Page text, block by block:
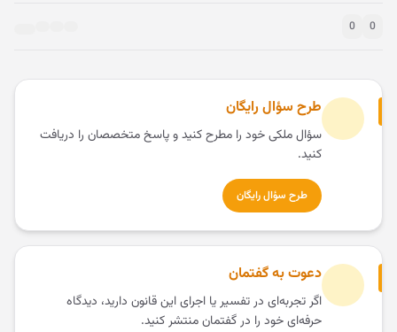
0
0
طرح سؤال رایگان
سؤال ملکی خود را مطرح کنید و پاسخ متخصصان را دریافت
کنید.
طرح سؤال رایگان
دعوت به گفتمان
اگر تجربه‌ای در تفسیر یا اجرای این قانون دارید، دیدگاه
حرفه‌ای خود را در گفتمان منتشر کنید.